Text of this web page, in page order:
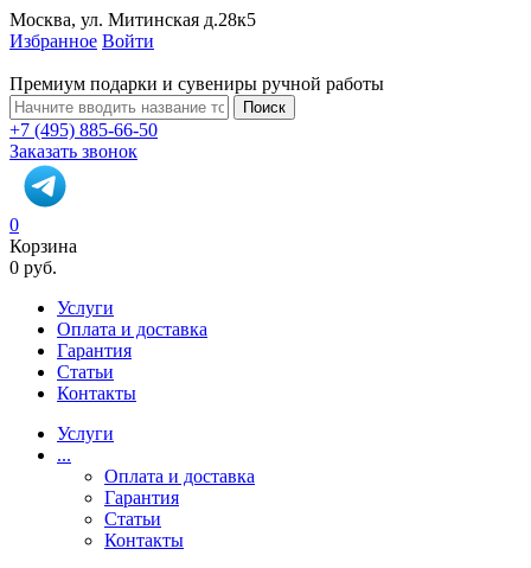
Москва, ул. Митинская д.28к5
Избранное Войти
Премиум подарки и сувениры ручной работы
Поиск
+7 (495) 885-66-50
Заказать звонок
0
Корзина
0 руб.
Услуги
Оплата и доставка
Гарантия
Статьи
Контакты
Услуги
...
Оплата и доставка
Гарантия
Статьи
Контакты